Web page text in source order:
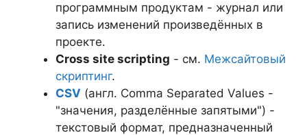
программным продуктам - журнал или
запись изменений произведённых в
проекте.
Cross site scripting - см. Межсайтовый
скриптинг.
CSV (англ. Comma Separated Values -
"значения, разделённые запятыми") -
текстовый формат, предназначенный